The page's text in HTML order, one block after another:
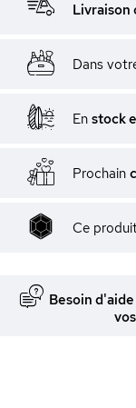
Dans
En stock
Prochain
Ce
Besoin